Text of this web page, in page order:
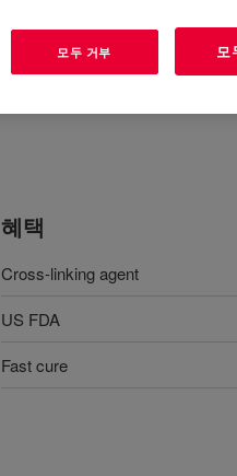
혜택
Cross-linking agent
US FDA
Fast cure
모두 거부 모